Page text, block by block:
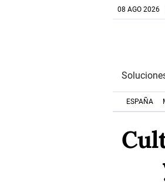
08 AGO 2026
ESPAÑA